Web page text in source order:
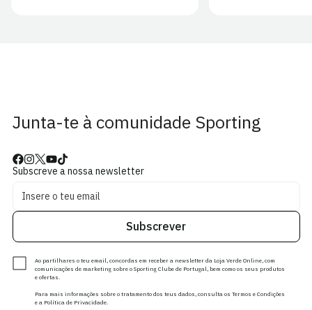
Junta-te à comunidade Sporting
Subscreve a nossa newsletter
Subscrever
Ao partilhares o teu email, concordas em receber a newsletter da Loja Verde Online, com
comunicações de marketing sobre o Sporting Clube de Portugal, bem como os seus produtos
e ofertas.
Para mais informações sobre o tratamento dos teus dados, consulta os Termos e Condições
e a Política de Privacidade.